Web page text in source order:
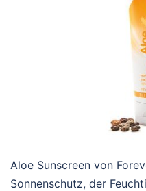
Aloe Sunscreen von
Sonnenschutz, der